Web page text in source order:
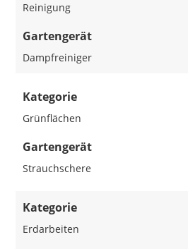
Reinigung
Gartengerät
Dampfreiniger
Kategorie
Grünflächen
Gartengerät
Strauchschere
Kategorie
Erdarbeiten